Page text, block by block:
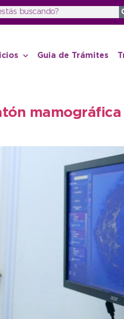
Guia de Trámites
mamográfica